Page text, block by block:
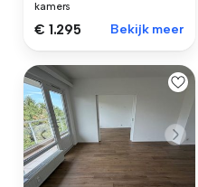
kamers
€ 1.295 Bekijk meer